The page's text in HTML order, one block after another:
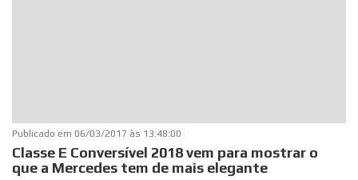
Publicado em 06/03/2017 às 13:48:00
Classe E Conversível 2018 vem para mostrar o
que a Mercedes tem de mais elegante